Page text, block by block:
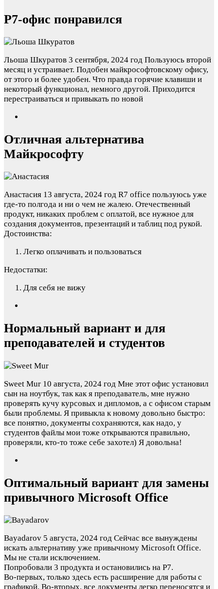
Р7-офис понравился
Льоша Шкуратов 3 сентября, 2024 год Пользуюсь второй
месяц и устраивает. Подобен майкрософтовскому офису,
от этого и более удобен. Что правда горячие клавиши и
некоторый функционал, немного другой. Приходится
перестраиваться и привыкать по новой
Отличная альтернатива
Майкрософту
Анастасия 13 августа, 2024 год R7 office пользуюсь уже
где-то полгода и ни о чем не жалею. Отечественный
продукт, никаких проблем с оплатой, все нужное для
создания документов, презентаций и таблиц под рукой.
Достоинства:
Легко оплачивать и пользоваться
Недостатки:
Для себя не вижу
Нормальный вариант и для
преподавателей и студентов
Sweet Mur 10 августа, 2024 год Мне этот офис установил
сын на ноутбук, так как я преподаватель, мне нужно
проверять кучу курсовых и дипломов, а с офисом старым
были проблемы. Я привыкла к новому довольно быстро:
все понятно, документы сохраняются, как надо, у
студентов файлы мои тоже открываются правильно,
проверяли, кто-то тоже себе захотел) Я довольна!
Оптимальный вариант для замены
привычного Microsoft Office
Bayadarov 5 августа, 2024 год Сейчас все вынуждены
искать альтернативу уже привычному Microsoft Office.
Мы не стали исключением.
Попробовали 3 продукта и остановились на Р7.
Во-первых, только здесь есть расширение для работы с
графикой. Во-вторых, все документы легко переносятся и